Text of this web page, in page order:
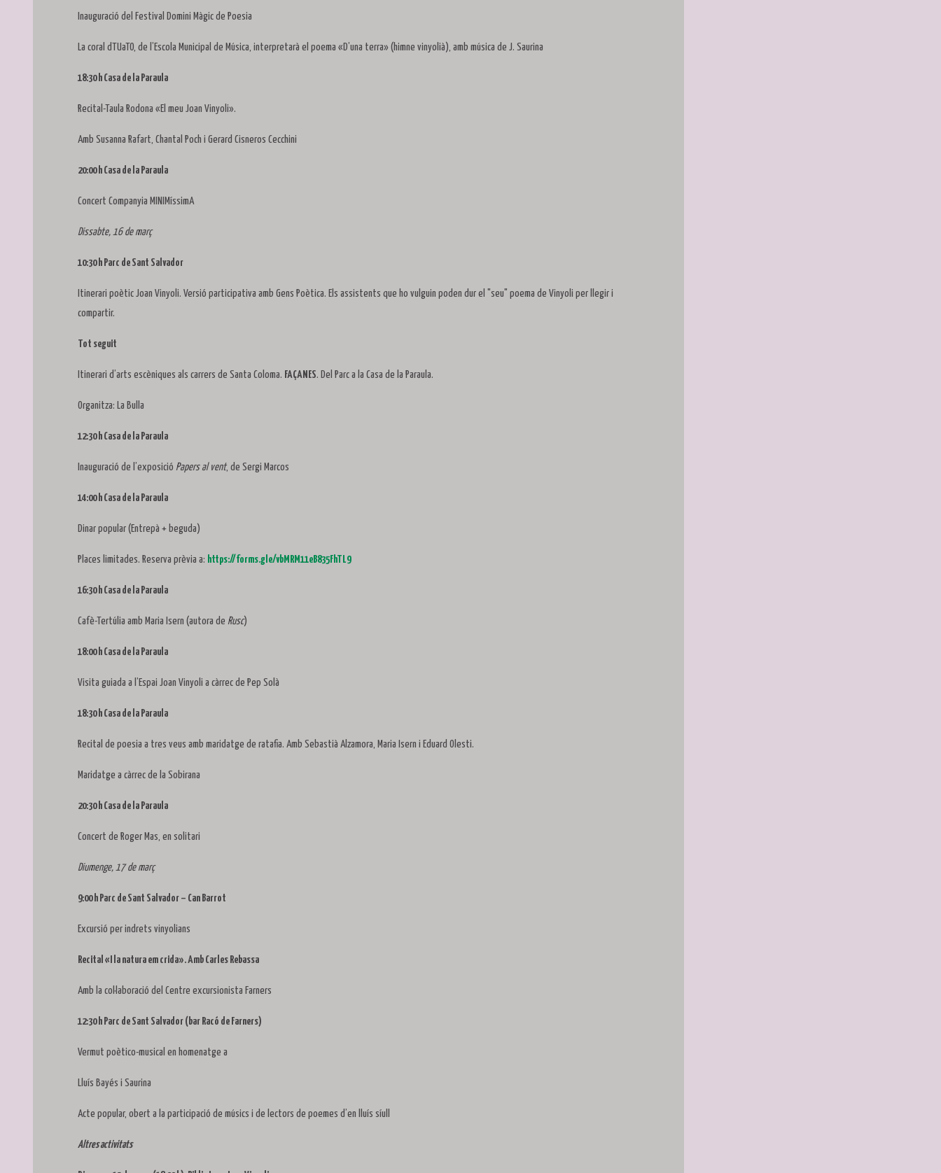
Inauguració del Festival Domini Màgic de Poesia
La coral dTUaTO, de l’Escola Municipal de Música, interpretarà el poema «D’una terra» (himne vinyolià), amb música de J. Saurina
18:30 h Casa de la Paraula
Recital-Taula Rodona «El meu Joan Vinyoli».
Amb Susanna Rafart, Chantal Poch i Gerard Cisneros Cecchini
20:00 h Casa de la Paraula
Concert Companyia MINIMíssimA
Dissabte, 16 de març
10:30 h Parc de Sant Salvador
Itinerari poètic Joan Vinyoli. Versió participativa amb Gens Poètica. Els assistents que ho vulguin poden dur el "seu" poema de Vinyoli per llegir i
compartir.
Tot seguit
Itinerari d’arts escèniques als carrers de Santa Coloma. FAÇANES. Del Parc a la Casa de la Paraula.
Organitza: La Bulla
12:30 h Casa de la Paraula
Inauguració de l’exposició Papers al vent, de Sergi Marcos
14:00 h Casa de la Paraula
Dinar popular (Entrepà + beguda)
Places limitades. Reserva prèvia a: https://forms.gle/vbMRM11eB835FhTL9
16:30 h Casa de la Paraula
Cafè-Tertúlia amb Maria Isern (autora de Rusc)
18:00 h Casa de la Paraula
Visita guiada a l’Espai Joan Vinyoli a càrrec de Pep Solà
18:30 h Casa de la Paraula
Recital de poesia a tres veus amb maridatge de ratafia. Amb Sebastià Alzamora, Maria Isern i Eduard Olesti.
Maridatge a càrrec de la Sobirana
20:30 h Casa de la Paraula
Concert de Roger Mas, en solitari
Diumenge, 17 de març
9:00 h Parc de Sant Salvador – Can Barrot
Excursió per indrets vinyolians
Recital «I la natura em crida». Amb Carles Rebassa
Amb la col·laboració del Centre excursionista Farners
12:30 h Parc de Sant Salvador (bar Racó de Farners)
Vermut poètico-musical en homenatge a
Lluís Bayés i Saurina
Acte popular, obert a la participació de músics i de lectors de poemes d’en lluís síull
Altres activitats